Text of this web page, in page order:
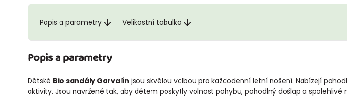
Popis a parametry Velikostní tabulka
Popis a parametry
Dětské Bio sandály Garvalín jsou skvělou volbou pro každodenní letní nošení. Nabízejí
aktivity. Jsou navržené tak, aby dětem poskytly volnost pohybu, pohodlný došlap a spolehlivé